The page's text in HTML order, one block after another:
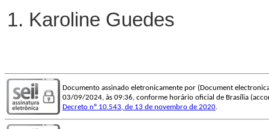
Karoline Guedes
Documento assinado eletronicamente por (Document
03/09/2024, às 09:36, conforme horário oficial de Brasília
Decreto nº 10.543, de 13 de novembro de 2020.